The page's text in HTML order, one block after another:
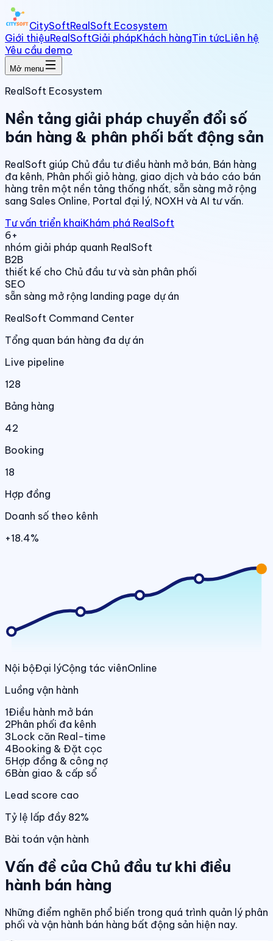
CitySoftRealSoft Ecosystem
Giới thiệuRealSoftGiải phápKhách hàngTin tứcLiên hệ
Yêu cầu demo
Mở menu
RealSoft Ecosystem
Nền tảng giải pháp chuyển đổi số
bán hàng & phân phối bất động sản
RealSoft giúp Chủ đầu tư điều hành mở bán, Bán hàng
đa kênh, Phân phối giỏ hàng, giao dịch và báo cáo bán
hàng trên một nền tảng thống nhất, sẵn sàng mở rộng
sang Sales Online, Portal đại lý, NOXH và AI tư vấn.
Tư vấn triển khaiKhám phá RealSoft
6+
nhóm giải pháp quanh RealSoft
B2B
thiết kế cho Chủ đầu tư và sàn phân phối
SEO
sẵn sàng mở rộng landing page dự án
RealSoft Command Center
Tổng quan bán hàng đa dự án
Live pipeline
128
Bảng hàng
42
Booking
18
Hợp đồng
Doanh số theo kênh
+18.4%
Nội bộĐại lýCộng tác viênOnline
Luồng vận hành
1Điều hành mở bán
2Phân phối đa kênh
3Lock căn Real-time
4Booking & Đặt cọc
5Hợp đồng & công nợ
6Bàn giao & cấp sổ
Lead score cao
Tỷ lệ lấp đầy 82%
Bài toán vận hành
Vấn đề của Chủ đầu tư khi điều
hành bán hàng
Những điểm nghẽn phổ biến trong quá trình quản lý phân
phối và vận hành bán hàng bất động sản hiện nay.